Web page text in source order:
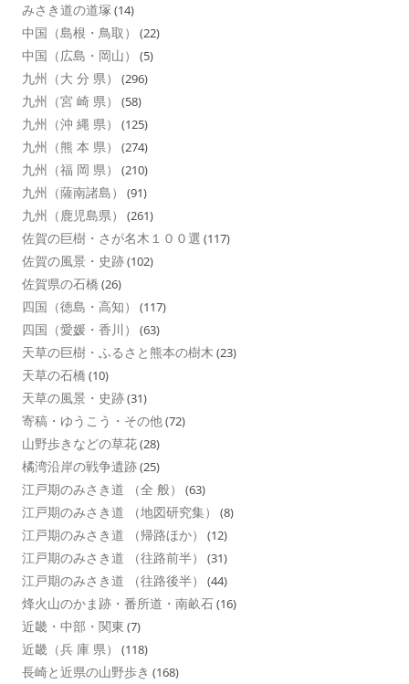
みさき道の道塚 (14)
中国（島根・鳥取） (22)
中国（広島・岡山） (5)
九州（大 分 県） (296)
九州（宮 崎 県） (58)
九州（沖 縄 県） (125)
九州（熊 本 県） (274)
九州（福 岡 県） (210)
九州（薩南諸島） (91)
九州（鹿児島県） (261)
佐賀の巨樹・さが名木１００選 (117)
佐賀の風景・史跡(102)
佐賀県の石橋 (26)
四国（徳島・高知） (117)
四国（愛媛・香川） (63)
天草の巨樹・ふるさと熊本の樹木 (23)
天草の石橋 (10)
天草の風景・史跡(31)
寄稿・ゆうこう・その他(72)
山野歩きなどの草花(28)
橘湾沿岸の戦争遺跡(25)
江戸期のみさき道 （全 般） (63)
江戸期のみさき道 （地図研究集） (8)
江戸期のみさき道 （帰路ほか） (12)
江戸期のみさき道 （往路前半） (31)
江戸期のみさき道 （往路後半） (44)
烽火山のかま跡・番所道・南畝石(16)
近畿・中部・関東 (7)
近畿（兵 庫 県） (118)
長崎と近県の山野歩き (168)